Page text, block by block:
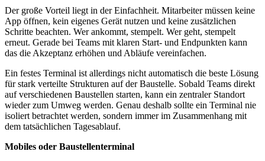
Der große Vorteil liegt in der Einfachheit. Mitarbeiter müssen keine
App öffnen, kein eigenes Gerät nutzen und keine zusätzlichen
Schritte beachten. Wer ankommt, stempelt. Wer geht, stempelt
erneut. Gerade bei Teams mit klaren Start- und Endpunkten kann
das die Akzeptanz erhöhen und Abläufe vereinfachen.
Ein festes Terminal ist allerdings nicht automatisch die beste Lösung
für stark verteilte Strukturen auf der Baustelle. Sobald Teams direkt
auf verschiedenen Baustellen starten, kann ein zentraler Standort
wieder zum Umweg werden. Genau deshalb sollte ein Terminal nie
isoliert betrachtet werden, sondern immer im Zusammenhang mit
dem tatsächlichen Tagesablauf.
Mobiles oder Baustellenterminal